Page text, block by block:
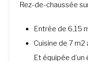
Rez-de-chaussée
Entrée de 6,15
Cuisine de 7
Et équipée d’un